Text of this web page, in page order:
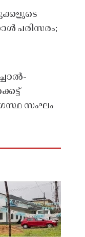
പരിസരം;
സംഘം